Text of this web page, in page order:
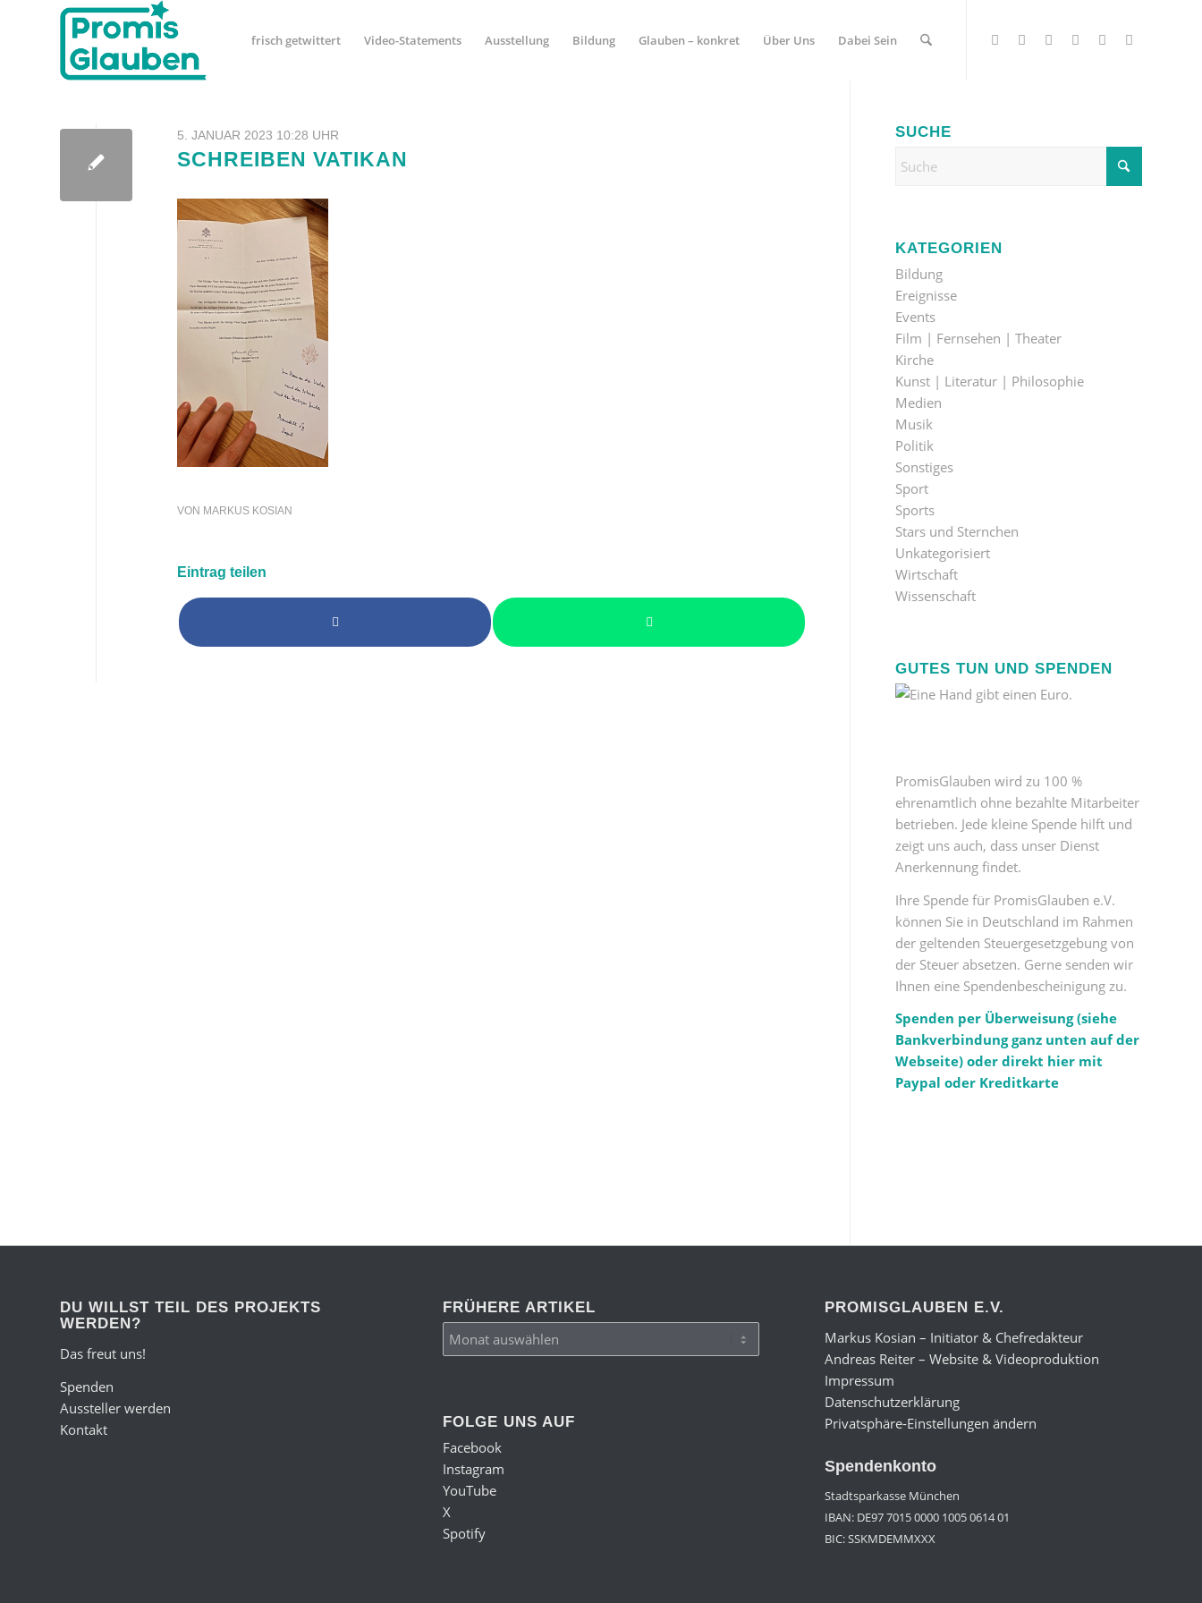
frisch getwittert Video-Statements Ausstellung Bildung Glauben – konkret Über Uns Dabei Sein
5. JANUAR 2023 10:28 UHR
SCHREIBEN VATIKAN
VON MARKUS KOSIAN
Eintrag teilen
SUCHE
KATEGORIEN
Bildung
Ereignisse
Events
Film | Fernsehen | Theater
Kirche
Kunst | Literatur | Philosophie
Medien
Musik
Politik
Sonstiges
Sport
Sports
Stars und Sternchen
Unkategorisiert
Wirtschaft
Wissenschaft
GUTES TUN UND SPENDEN
PromisGlauben wird zu 100 %
ehrenamtlich ohne bezahlte Mitarbeiter
betrieben. Jede kleine Spende hilft und
zeigt uns auch, dass unser Dienst
Anerkennung findet.
Ihre Spende für PromisGlauben e.V.
können Sie in Deutschland im Rahmen
der geltenden Steuergesetzgebung von
der Steuer absetzen. Gerne senden wir
Ihnen eine Spendenbescheinigung zu.
Spenden per Überweisung (siehe
Bankverbindung ganz unten auf der
Webseite) oder direkt hier mit
Paypal oder Kreditkarte
DU WILLST TEIL DES PROJEKTS
WERDEN?
Das freut uns!
Spenden
Aussteller werden
Kontakt
FRÜHERE ARTIKEL
FOLGE UNS AUF
Facebook
Instagram
YouTube
X
Spotify
PROMISGLAUBEN E.V.
Markus Kosian – Initiator & Chefredakteur
Andreas Reiter – Website & Videoproduktion
Impressum
Datenschutzerklärung
Privatsphäre-Einstellungen ändern
Spendenkonto
Stadtsparkasse München
IBAN: DE97 7015 0000 1005 0614 01
BIC: SSKMDEMMXXX